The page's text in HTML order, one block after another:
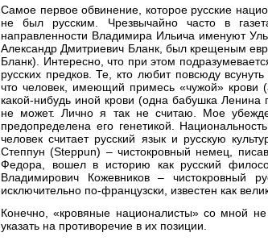
Самое первое обвинение, которое русские
не был русским. Чрезвычайно часто в
направленности Владимира Ильича именуют
Александр Дмитриевич Бланк, был крещеным
Бланк). Интересно, что при этом
русских предков. Те, кто любит повсюду
что человек, имеющий примесь «чужой»
какой-нибудь иной крови (одна бабушка
не может. Лично я так не считаю. Мое
предопределена его генетикой.
человек считает русский язык и русскую
Степпун (Steppun) – чистокровный немец,
Федора, вошел в историю как русский
Владимирович Кожевников – чистокровный
исключительно по-французски, известен как
Конечно, «кровяные националисты» со мной
указать на противоречие в их позиции.